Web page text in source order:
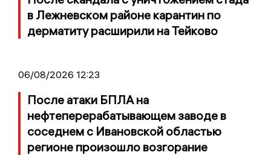
в Лежневском районе карантин по
дерматиту расширили на Тейково
06/08/2026 12:23
После атаки БПЛА на
нефтеперерабатывающем заводе в
соседнем с Ивановской областью
регионе произошло возгорание